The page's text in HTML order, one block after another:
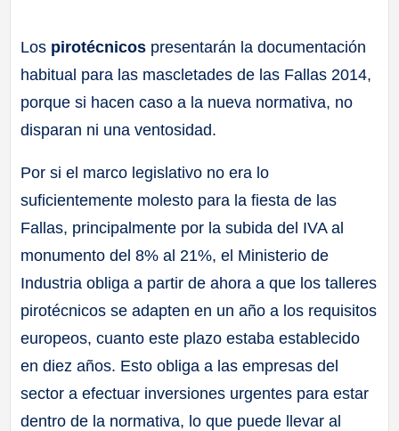
Los pirotécnicos presentarán la documentación
habitual para las mascletades de las Fallas 2014,
porque si hacen caso a la nueva normativa, no
disparan ni una ventosidad.
Por si el marco legislativo no era lo
suficientemente molesto para la fiesta de las
Fallas, principalmente por la subida del IVA al
monumento del 8% al 21%, el Ministerio de
Industria obliga a partir de ahora a que los talleres
pirotécnicos se adapten en un año a los requisitos
europeos, cuanto este plazo estaba establecido
en diez años. Esto obliga a las empresas del
sector a efectuar inversiones urgentes para estar
dentro de la normativa, lo que puede llevar al